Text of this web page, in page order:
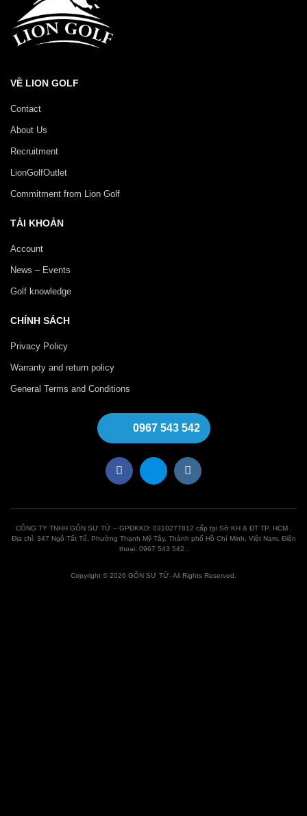
VỀ LION GOLF
Contact
About Us
Recruitment
LionGolfOutlet
Commitment from Lion Golf
TÀI KHOẢN
Account
News – Events
Golf knowledge
CHÍNH SÁCH
Privacy Policy
Warranty and return policy
General Terms and Conditions
0967 543 542
Copyright © 2026 GÔN SƯ TỬ- All Rights Reserved.
CÔNG TY TNHH GÔN SƯ TỬ – GPĐKKD: 0310277812 cấp tại Sở KH & ĐT TP. HCM .
Địa chỉ: 347 Ngô Tất Tố, Phường Thạnh Mỹ Tây, Thành phố Hồ Chí Minh, Việt Nam. Điện
thoại: 0967 543 542 .